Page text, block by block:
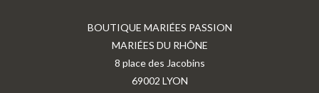
BOUTIQUE MARIÉES PASSION
MARIÉES DU RHÔNE
8 place des Jacobins
69002 LYON